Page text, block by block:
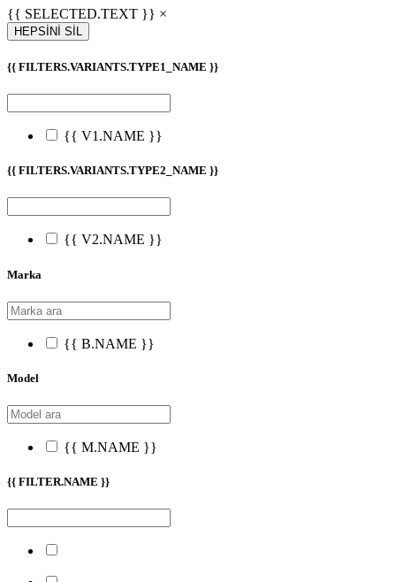
{{ SELECTED.TEXT }} ×
HEPSİNİ SİL
{{ FILTERS.VARIANTS.TYPE1_NAME }}
{{ V1.NAME }}
{{ FILTERS.VARIANTS.TYPE2_NAME }}
{{ V2.NAME }}
Marka
{{ B.NAME }}
Model
{{ M.NAME }}
{{ FILTER.NAME }}